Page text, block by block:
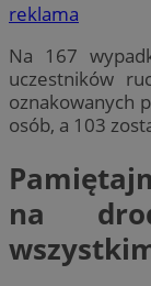
reklama
Na 167
uczestników
oznakowanych
osób, a 103
na